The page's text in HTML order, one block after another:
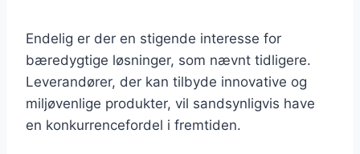
Endelig er der en stigende interesse for
bæredygtige løsninger, som nævnt tidligere.
Leverandører, der kan tilbyde innovative og
miljøvenlige produkter, vil sandsynligvis have
en konkurrencefordel i fremtiden.